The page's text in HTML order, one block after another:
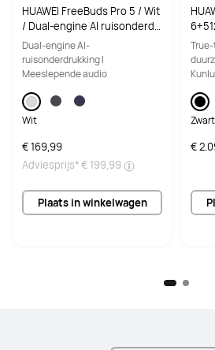
HUAWEI FreeBuds Pro 5 / Wit
/ Dual-engine AI ruisonderdr
ukking / Ultra-meeslepend g
eluid / Stabiele & heldere ge
sprekken
Dual-engine AI-
ruisonderdrukking |
Meeslepende audio
Wit
€ 169,99
Adviesprijs*€ 199,99
Plaats in winkelwagen
t/
Zwart
€